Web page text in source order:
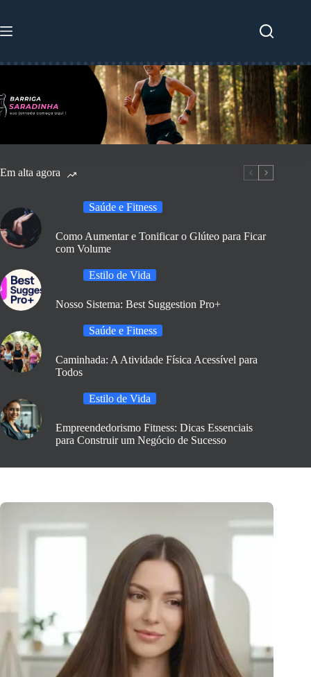
o
Em alta agora
Saúde e Fitness
Como Aumentar e Tonificar o Glúteo para Ficar
com Volume
Estilo de Vida
Nosso Sistema: Best Suggestion Pro+
Saúde e Fitness
Caminhada: A Atividade Física Acessível para
Todos
Estilo de Vida
Empreendedorismo Fitness: Dicas Essenciais
para Construir um Negócio de Sucesso